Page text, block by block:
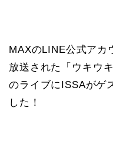
MAXのLINE公式アカ
放送された「ウキウ
のライブにISSAがゲ
した！